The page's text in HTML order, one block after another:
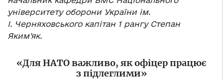
університету оборони України ім.
І. Черняховського капітан 1 рангу Степан
Яким’як.
«Для НАТО важливо, як офіцер працює
з підлеглими»